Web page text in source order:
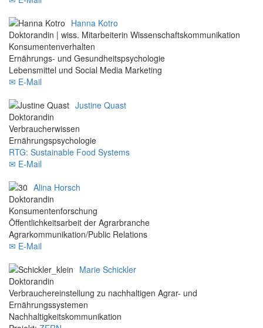
Hanna Kotro
Doktorandin | wiss. Mitarbeiterin Wissenschaftskommunikation
Konsumentenverhalten
Ernährungs- und Gesundheitspsychologie
Lebensmittel und Social Media Marketing
✉ E-Mail
Justine Quast
Doktorandin
Verbraucherwissen
Ernährungspsychologie
RTG: Sustainable Food Systems
✉ E-Mail
Alina Horsch
Doktorandin
Konsumentenforschung
Öffentlichkeitsarbeit der Agrarbranche
Agrarkommunikation/Public Relations
✉ E-Mail
Marie Schickler
Doktorandin
Verbrauchereinstellung zu nachhaltigen Agrar- und
Ernährungssystemen
Nachhaltigkeitskommunikation